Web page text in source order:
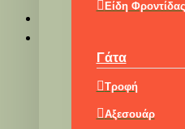
Είδη Φροντίδας
Γάτα
Τροφή
Αξεσουάρ